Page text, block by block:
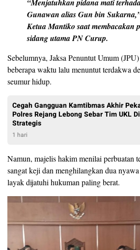
“Menjatuhkan pidana mati
Gunawan alias Gun bin
Ketua Mantiko saat membacakan
sidang utama PN Curup.
Sebelumnya, Jaksa Penuntut Umum
beberapa waktu lalu menuntut terdakwa
seumur hidup.
Cegah Gangguan Kamtibmas Akhir
Polres Rejang Lebong Sebar Tim UKL
Strategis
1 hari
Namun, majelis hakim menilai perbuatan
sangat keji dan menghilangkan dua
layak dijatuhi hukuman paling berat.